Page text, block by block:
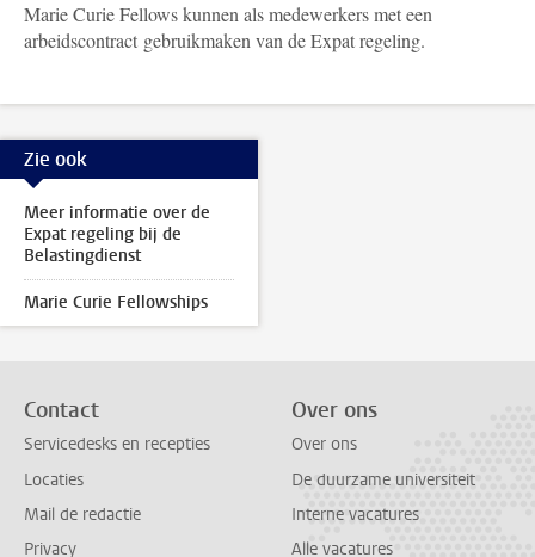
Marie Curie Fellows kunnen als medewerkers met een
arbeidscontract gebruikmaken van de Expat regeling.
Zie ook
Meer informatie over de
Expat regeling bij de
Belastingdienst
Marie Curie Fellowships
Contact
Servicedesks en recepties
Locaties
Mail de redactie
Privacy
Over ons
Over ons
De duurzame universiteit
Interne vacatures
Alle vacatures